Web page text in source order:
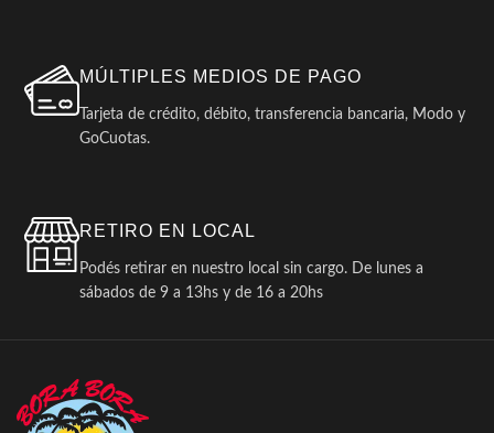
MÚLTIPLES MEDIOS DE PAGO
Tarjeta de crédito, débito, transferencia bancaria, Modo y
GoCuotas.
RETIRO EN LOCAL
Podés retirar en nuestro local sin cargo. De lunes a
sábados de 9 a 13hs y de 16 a 20hs